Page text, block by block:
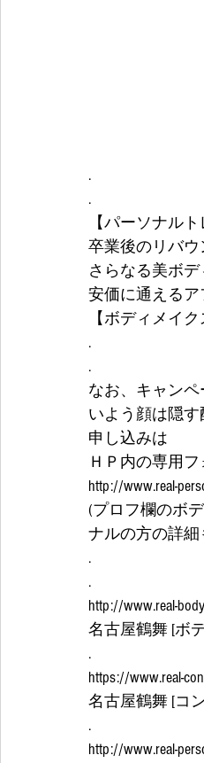
.
.
【パーソナル
卒業後のリバ
さらなる美ボ
安価に通えるア
【ボディメイ
.
.
なお、キャン
いよう顔は隠
申し込みは
ＨＰ内の専用
http://www.real-
(プロフ欄のボ
ナルの方の詳
.
.
http://www.real-
名古屋鶴舞 [ボ
.
https://www.real-
名古屋鶴舞 [コ
.
http://www.real-